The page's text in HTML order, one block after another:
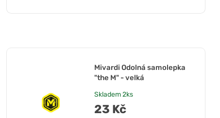
Mivardi Odolná samolepka
"the M" - velká
Skladem2ks
23 Kč